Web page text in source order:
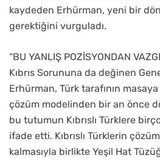
kaydeden Erhürman, yeni bir
gerektiğini vurguladı.
“BU YANLIŞ POZİSYONDAN
Kıbrıs Sorununa da değinen
Erhürman, Türk tarafının
çözüm modelinden bir an önce
bu tutumun Kıbrıslı Türklere
ifade etti. Kıbrıslı Türklerin
kalmasıyla birlikte Yeşil Hat